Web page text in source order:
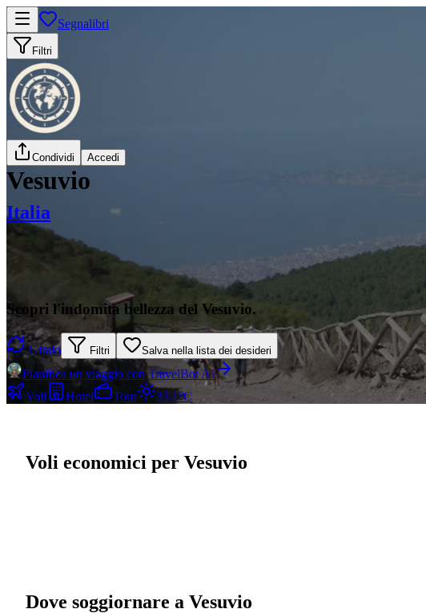
Segnalibri
Filtri
Condividi Accedi
Vesuvio
Italia
Scopri l'indomita bellezza del Vesuvio.
Giralo Filtri Salva nella lista dei desideri
Pianifica un viaggio con TravelBot AI
Voli
Hotel Tour 33.1°C
Voli economici per Vesuvio
Dove soggiornare a Vesuvio